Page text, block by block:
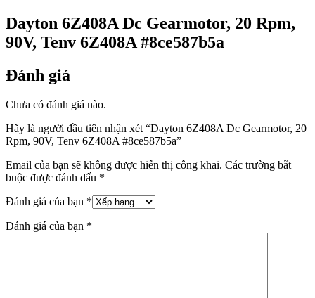
Dayton 6Z408A Dc Gearmotor, 20 Rpm,
90V, Tenv 6Z408A #8ce587b5a
Đánh giá
Chưa có đánh giá nào.
Hãy là người đầu tiên nhận xét “Dayton 6Z408A Dc Gearmotor, 20
Rpm, 90V, Tenv 6Z408A #8ce587b5a”
Email của bạn sẽ không được hiển thị công khai. Các trường bắt
buộc được đánh dấu *
Đánh giá của bạn *
Đánh giá của bạn *